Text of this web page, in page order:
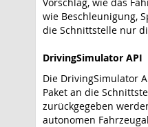
wie Beschleunigung,
die Schnittstelle nur
DrivingSimulator API
Die DrivingSimulator
Paket an die
zurückgegeben
autonomen